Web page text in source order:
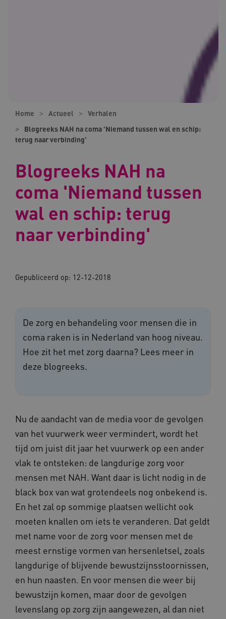
Home Actueel
Verhalen
Blogreeks NAH na coma 'Niemand tussen wal en schip:
terug naar verbinding'
Blogreeks NAH na
coma 'Niemand tussen
wal en schip: terug
naar verbinding'
Gepubliceerd op: 12-12-2018
De zorg en behandeling voor mensen die in
coma raken is in Nederland van hoog niveau.
Hoe zit het met zorg daarna? Lees meer in
deze blogreeks.
Nu de aandacht van de media voor de gevolgen
van het vuurwerk weer vermindert, wordt het
tijd om juist dit jaar het vuurwerk op een ander
vlak te ontsteken: de langdurige zorg voor
mensen met NAH. Want daar is licht nodig in de
black box van wat grotendeels nog onbekend is.
En het zal op sommige plaatsen wellicht ook
moeten knallen om iets te veranderen. Dat geldt
met name voor de zorg voor mensen met de
meest ernstige vormen van hersenletsel, zoals
langdurige of blijvende bewustzijnsstoornissen,
en hun naasten. En voor mensen die weer bij
bewustzijn komen, maar door de gevolgen
levenslang op zorg zijn aangewezen, al dan niet